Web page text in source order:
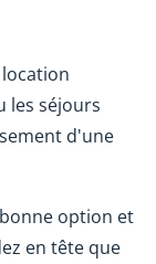
les séjours
d'une
option et
en tête que